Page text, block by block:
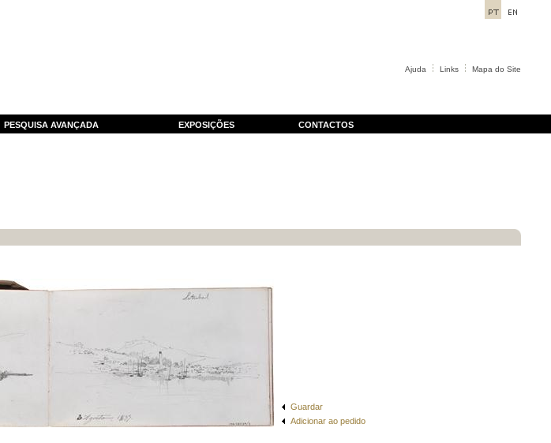
Ajuda Links Mapa do Site
PESQUISA AVANÇADA EXPOSIÇÕES CONTACTOS
Guardar
Adicionar ao pedido